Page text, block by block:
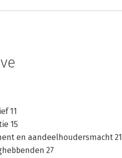
11
15
en aandeelhoudersmacht 21
27